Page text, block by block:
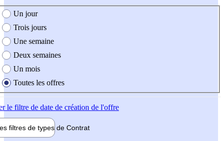
création de l'offre
Un jour
Trois jours
Une semaine
Deux semaines
Un mois
Toutes les offres
le filtre de date de création de l'offre
filtres de types de Contrat